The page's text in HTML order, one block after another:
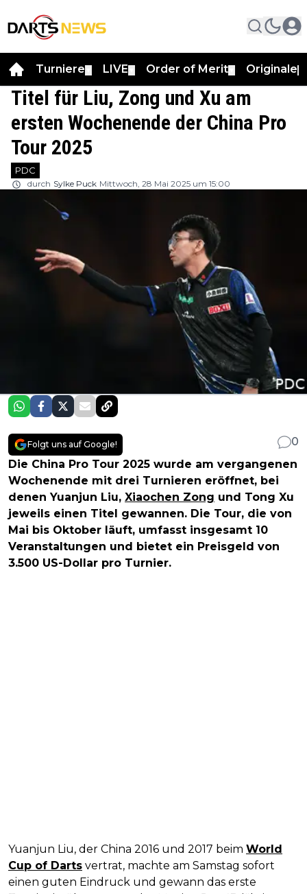
Turniere LIVE Order of Merit Originale
Titel für Liu, Zong und Xu am
ersten Wochenende der China Pro
Tour 2025
PDC
durch Sylke Puck Mittwoch, 28 Mai 2025 um 15:00
Folgt uns auf Google!
0
Die China Pro Tour 2025 wurde am vergangenen
Wochenende mit drei Turnieren eröffnet, bei
denen Yuanjun Liu, Xiaochen Zong und Tong Xu
jeweils einen Titel gewannen. Die Tour, die von
Mai bis Oktober läuft, umfasst insgesamt 10
Veranstaltungen und bietet ein Preisgeld von
3.500 US-Dollar pro Turnier.
Yuanjun Liu, der China 2016 und 2017 beim World
Cup of Darts vertrat, machte am Samstag sofort
einen guten Eindruck und gewann das erste